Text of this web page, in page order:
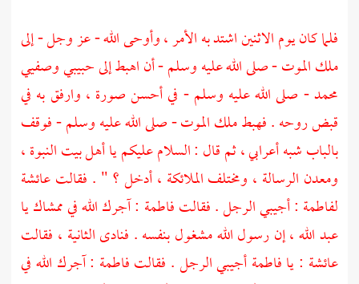
فلما كان يوم الاثنين اشتد به الأمر ، وأوحى الله - عز وجل - إلى
ملك الموت - صلى الله عليه وسلم - أن اهبط إلى حبيبي وصفيي
محمد- صلى الله عليه وسلم - في أحسن صورة ، وارفق به في
قبض روحه . فهبطملك الموت- صلى الله عليه وسلم - فوقف
بالباب شبه أعرابي ، ثم قال : السلام عليكم يا أهل بيت النبوة ،
ومعدن الرسالة ، ومختلف الملائكة ، أدخل ؟ " . فقالتعائشة
لفاطمة : أجيبي الرجل . فقالتفاطمة : آجرك الله في ممشاك يا
عبد الله ، إن رسول الله مشغول بنفسه . فنادى الثانية ، فقالت
عائشة : يافاطمةأجيبي الرجل . فقالتفاطمة : آجرك الله في